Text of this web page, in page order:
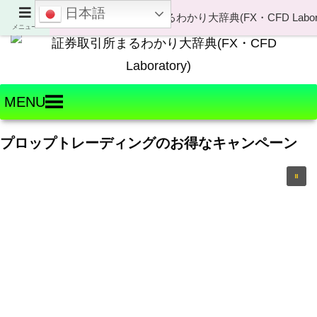
Welcome to FX・CFD Laboratory!
MENU
プロップトレーディングのお得なキャンペーン
メニュー
日本語